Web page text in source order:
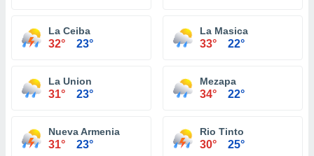
La Ceiba
32° 23°
La Masica
33° 22°
La Union
31° 23°
Mezapa
34° 22°
Nueva Armenia
31° 23°
Rio Tinto
30° 25°